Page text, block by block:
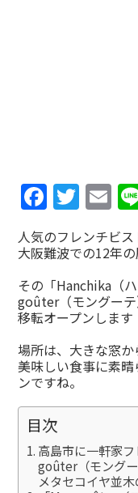
人気のフレンチビ
大阪難波での12年
その「Hanchika（
goûter（モングー
移転オープンします
場所は、大きな窓か
美味しい食事に素
ンですね。
目次
高島市に一軒家
goûter（モング
メタセコイヤ並木